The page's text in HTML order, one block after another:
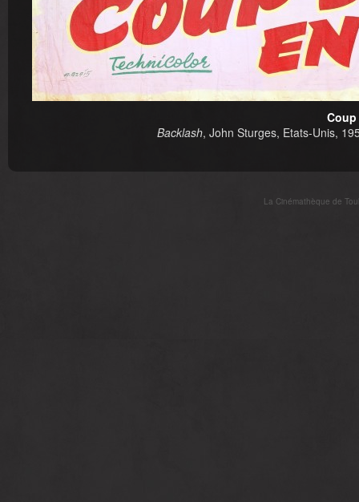
Backlash, John Sturges, Etats-Unis,
La Cinémathèque de